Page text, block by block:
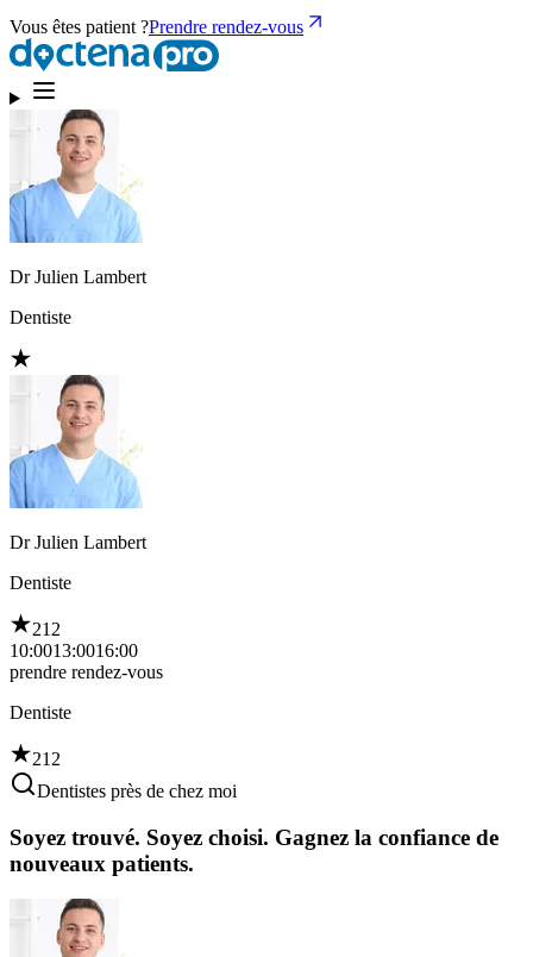
Vous êtes patient ?Prendre rendez-vous
Dr Julien Lambert
Dentiste
Dr Julien Lambert
Dentiste
212
10:0013:0016:00
prendre rendez-vous
Dentiste
212
Dentistes près de chez moi
Soyez trouvé. Soyez choisi. Gagnez la confiance de
nouveaux patients.